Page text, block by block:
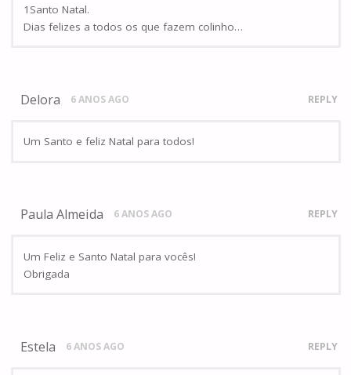
1Santo Natal.
Dias felizes a todos os que fazem colinho…
Delora 6 ANOS AGO REPLY
Um Santo e feliz Natal para todos!
Paula Almeida 6 ANOS AGO REPLY
Um Feliz e Santo Natal para vocês!
Obrigada
Estela 6 ANOS AGO REPLY